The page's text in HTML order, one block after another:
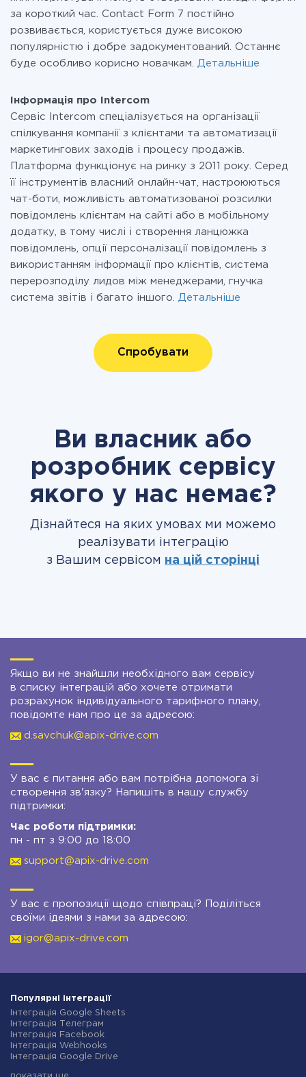
за короткий час. Contact Form 7 постійно
розвивається, користується дуже високою
популярністю і добре задокументований. Останнє
буде особливо корисно новачкам. Детальніше
Інформація про Intercom
Сервіс Intercom спеціалізується на організації
спілкування компанії з клієнтами та автоматизації
маркетингових заходів і процесу продажів.
Платформа функціонує на ринку з 2011 року. Серед
її інструментів власний онлайн-чат, настроюються
чат-боти, можливість автоматизованої розсилки
повідомлень клієнтам на сайті або в мобільному
додатку, в тому числі і створення ланцюжка
повідомлень, опції персоналізації повідомлень з
використанням інформації про клієнтів, система
перерозподілу лидов між менеджерами, гнучка
система звітів і багато іншого. Детальніше
Спробувати
Ви власник або
розробник сервісу
якого у нас немає?
Дізнайтеся на яких умовах ми можемо
реалізувати інтеграцію
з Вашим сервісом на цій сторінці
Якщо ви не знайшли необхідного вам сервісу
в списку інтеграцій або хочете отримати
розрахунок індивідуального тарифного плану,
повідомте нам про це за адресою:
d.savchuk@apix-drive.com
У вас є питання або вам потрібна допомога зі
створення зв'язку? Напишіть в нашу службу
підтримки:
Час роботи підтримки:
пн - пт з 9:00 до 18:00
support@apix-drive.com
У вас є пропозиції щодо співпраці? Поділіться
своїми ідеями з нами за адресою:
igor@apix-drive.com
Популярні інтеграції
Інтеграція Google Sheets
Інтеграція Телеграм
Інтеграція Facebook
Інтеграція Webhooks
Інтеграція Google Drive